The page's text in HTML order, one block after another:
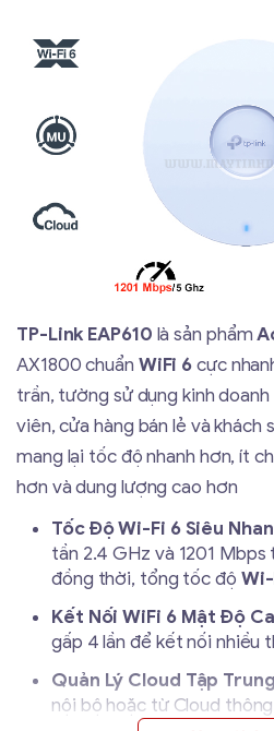
TP-Link EAP610 là sản phẩm
AX1800 chuẩn WiFi 6cực
trần, tường sử dụng kinh
viên, cửa hàng bán lẻ và khách
mang lại tốc độ nhanh hơn, ít
hơn và dung lượng cao hơn
Tốc Độ Wi-Fi 6 Siêu
tần 2.4 GHz và 1201
đồng thời, tổng tốc độ
Kết Nối WiFi 6 Mật Độ
gấp 4 lần để kết nối nhiều
Quản Lý Cloud Tập Trung
nội bộ hoặc từ Cloud